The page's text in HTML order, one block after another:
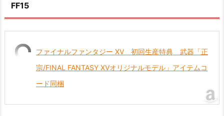
FF15
ファイナルファンタジー XV 初回生産特典 武器「正
宗/FINAL FANTASY XVオリジナルモデル」アイテムコ
ード同梱